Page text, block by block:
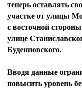
теперь оставлять
участке от улицы
с восточной
улице
Буденновского.
Вводя данные
повысить уровень